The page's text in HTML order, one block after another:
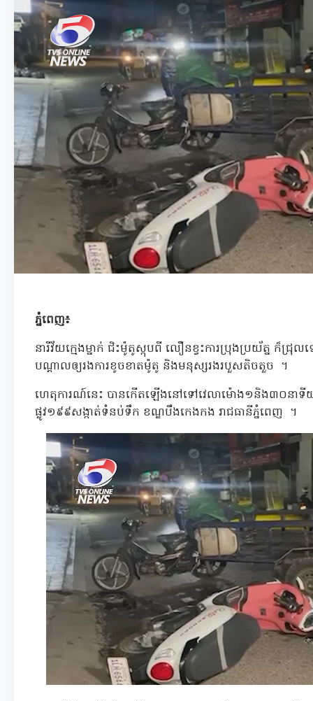
ភ្នំពេញ៖
នារីវ័យក្មេងម្នាក់ ជិះម៉ូតូស្កុបពី លឿនខ្វះការប្រុងប្រយ័ត្ន ក៏ជ្
បណ្ដាលឲ្យរងការខូចខាតម៉ូតូ និងមនុស្សរងរបួសតិចតួច ។
ហេតុការណ៍នេះ បានកើតឡើងនៅទៅវេលាម៉ោង១និង៣០នាទី
ផ្លូវ១៩៩សង្កាត់ទំនប់ទឹក ខណ្ឌបឹងកេងកង រាជធានីភ្នំពេញ ។